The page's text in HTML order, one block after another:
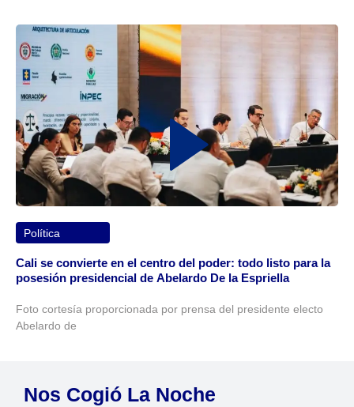
Política
Cali se convierte en el centro del poder: todo listo para la
posesión presidencial de Abelardo De la Espriella
Foto cortesía proporcionada por prensa del presidente electo
Abelardo de
Nos Cogió La Noche